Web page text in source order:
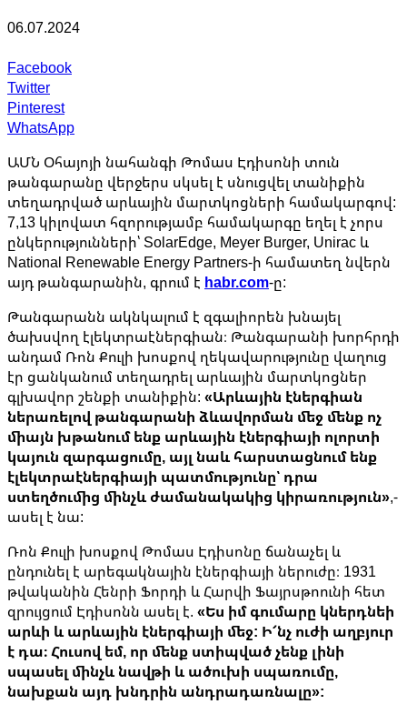
06.07.2024
Facebook
Twitter
Pinterest
WhatsApp
ԱՄՆ Օհայոյի նահանգի Թոմաս Էդիսոնի տուն
թանգարանը վերջերս սկսել է սնուցվել տանիքին
տեղադրված արևային մարտկոցների համակարգով:
7,13 կիլովատ հզորությամբ համակարգը եղել է չորս
ընկերությունների՝ SolarEdge, Meyer Burger, Unirac և
National Renewable Energy Partners-ի համատեղ նվերն
այդ թանգարանին, գրում է habr.com-ը:
Թանգարանն ակնկալում է զգալիորեն խնայել
ծախսվող էլեկտրաէներգիան։ Թանգարանի խորհրդի
անդամ Ռոն Քուլի խոսքով ղեկավարությունը վաղուց
էր ցանկանում տեղադրել արևային մարտկոցներ
գլխավոր շենքի տանիքին: «Արևային էներգիան
ներառելով թանգարանի ձևավորման մեջ մենք ոչ
միայն խթանում ենք արևային էներգիայի ոլորտի
կայուն զարգացումը, այլ նաև հարստացնում ենք
էլեկտրաէներգիայի պատմությունը՝ դրա
ստեղծումից մինչև ժամանակակից կիրառություն»,-
ասել է նա:
Ռոն Քուլի խոսքով Թոմաս Էդիսոնը ճանաչել և
ընդունել է արեգակնային էներգիայի ներուժը։ 1931
թվականին Հենրի Ֆորդի և Հարվի Ֆայրսթոունի հետ
զրույցում Էդիսոնն ասել է. «Ես իմ գումարը կներդնեի
արևի և արևային էներգիայի մեջ: Ի՜նչ ուժի աղբյուր
է դա։ Հուսով եմ, որ մենք ստիպված չենք լինի
սպասել մինչև նավթի և ածուխի սպառումը,
նախքան այդ խնդրին անդրադառնալը»: